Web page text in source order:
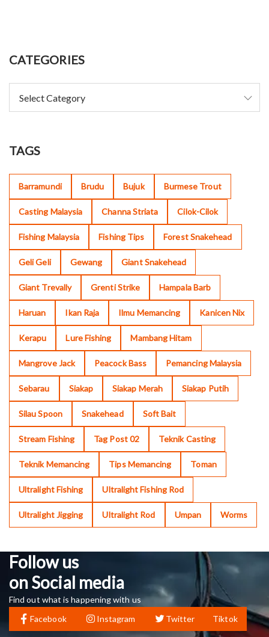
CATEGORIES
TAGS
Barramundi Brudu Bujuk Burmese Trout
Casting Malaysia Channa Striata Cilok-Cilok
Fishing Malaysia Fishing Tips Forest Snakehead
Geli Geli Gewang Giant Snakehead
Giant Trevally Grenti Strike Hampala Barb
Haruan Ikan Raja Ilmu Memancing Kanicen Nix
Kerapu Lure Fishing Mambang Hitam
Mangrove Jack Peacock Bass Pemancing Malaysia
Sebarau Siakap Siakap Merah Siakap Putih
Silau Spoon Snakehead Soft Bait
Stream Fishing Tag Post 02 Teknik Casting
Teknik Memancing Tips Memancing Toman
Ultralight Fishing Ultralight Fishing Rod
Ultralight Jigging Ultralight Rod Umpan Worms
Follow us
on Social media
Find out what is happening with us
Facebook
Instagram Twitter Tiktok